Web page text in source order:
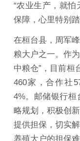
“农业生产，就
保障，心里特别踏
在桓台县，周军
粮大户之一。作
中粮仓”，目前桓
460家，合作社
4%。邮储银行
略规划，积极创
提供担保，切实
养殖大户的担保